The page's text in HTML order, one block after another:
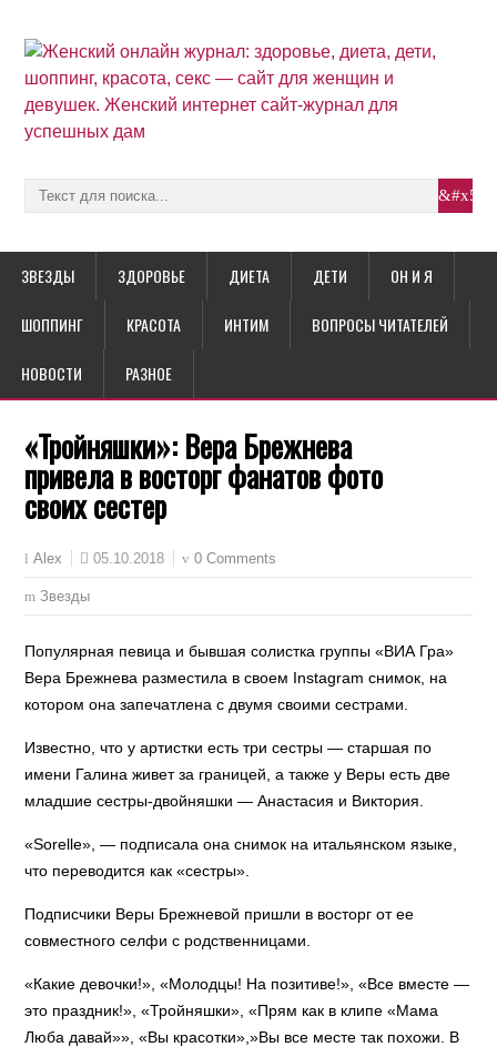
ЗВЕЗДЫ ЗДОРОВЬЕ ДИЕТА ДЕТИ ОН И Я
ШОППИНГ КРАСОТА ИНТИМ ВОПРОСЫ ЧИТАТЕЛЕЙ
НОВОСТИ РАЗНОЕ
«Тройняшки»: Вера Брежнева
привела в восторг фанатов фото
своих сестер
Alex 05.10.2018 0 Comments
Звезды
Популярная певица и бывшая солистка группы «ВИА Гра»
Вера Брежнева разместила в своем Instagram снимок, на
котором она запечатлена с двумя своими сестрами.
Известно, что у артистки есть три сестры — старшая по
имени Галина живет за границей, а также у Веры есть две
младшие сестры-двойняшки — Анастасия и Виктория.
«Sorelle», — подписала она снимок на итальянском языке,
что переводится как «сестры».
Подписчики Веры Брежневой пришли в восторг от ее
совместного селфи с родственницами.
«Какие девочки!», «Молодцы! На позитиве!», «Все вместе —
это праздник!», «Тройняшки», «Прям как в клипе «Мама
Люба давай»», «Вы красотки»,»Вы все месте так похожи. В